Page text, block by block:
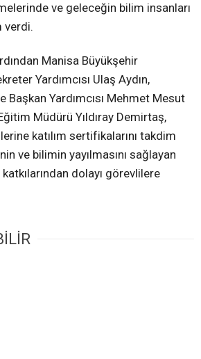
ve geleceğin bilim insanları
verdi.
Manisa Büyükşehir
Yardımcısı Ulaş Aydın,
Başkan Yardımcısı Mehmet Mesut
Müdürü Yıldıray Demirtaş,
katılım sertifikalarını takdim
ve bilimin yayılmasını sağlayan
dolayı görevlilere